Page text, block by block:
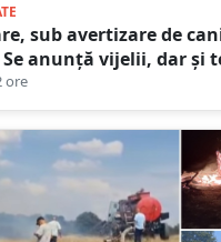
sub avertizare de
anunță vijelii, dar și
ANM
ore